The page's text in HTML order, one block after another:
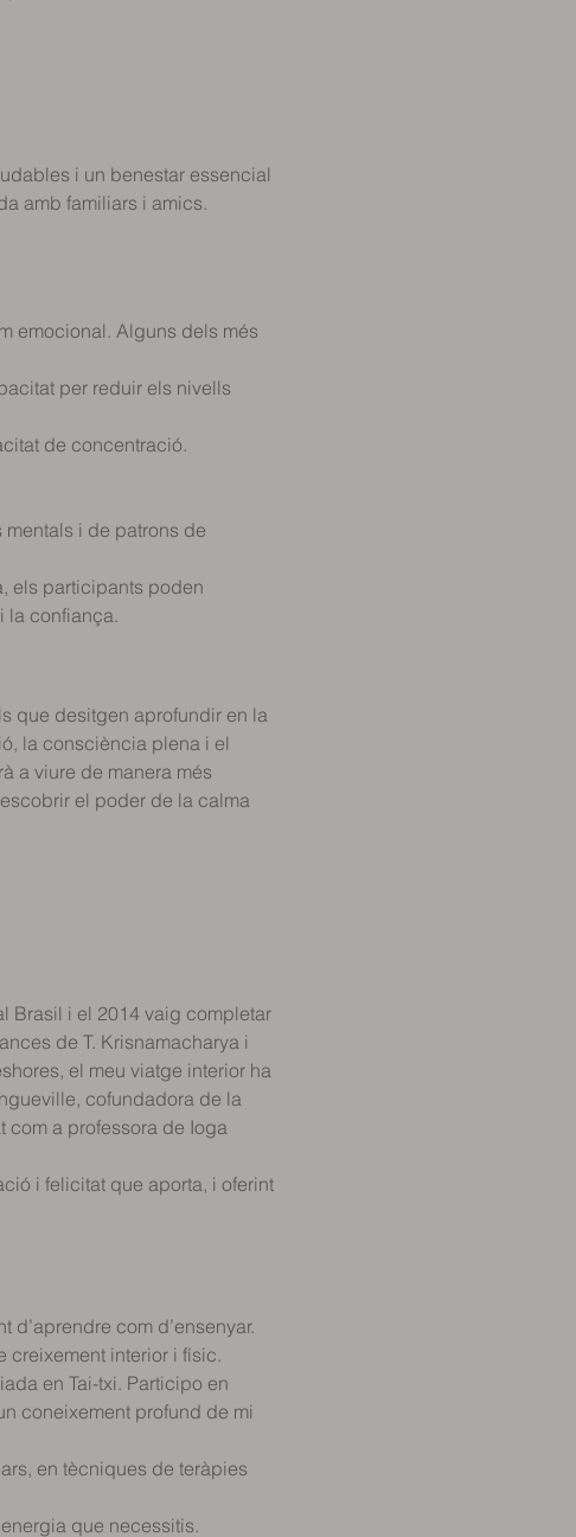
i un benestar essencial
amb familiars i amics.
emocional. Alguns dels més
per reduir els nivells
de concentració.
i de patrons de
els participants poden
la confiança.
que desitgen aprofundir en la
la consciència plena i el
a viure de manera més
el poder de la calma
Brasil i el 2014 vaig completar
de T. Krisnamacharya i
el meu viatge interior ha
cofundadora de la
com a professora de Ioga
i felicitat que aporta, i oferint
com d’ensenyar.
creixement interior i físic.
en Tai-txi. Participo en
coneixement profund de mi
en tècniques de teràpies
que necessitis.